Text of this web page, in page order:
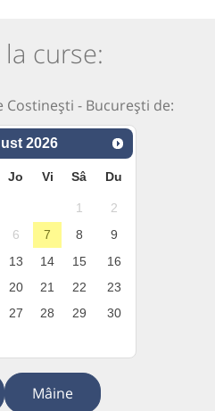
curse:
Costinești - București de:
2026
Jo Vi Sâ Du
1
2
6 7 8
9
13 14 15
16
20 21 22
23
27 28 29
30
Mâine